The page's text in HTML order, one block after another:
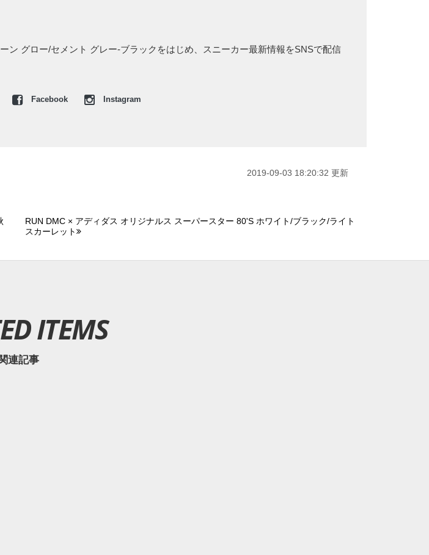
ン グロー/セメント グレー-ブラックをはじめ、スニーカー最新情報をSNSで配信
Facebook Instagram
2019-09-03 18:20:32 更新
RUN DMC × アディダス オリジナルス スーパースター 80'S ホワイト/ブラック/ライト
スカーレット
ITEMS
連記事